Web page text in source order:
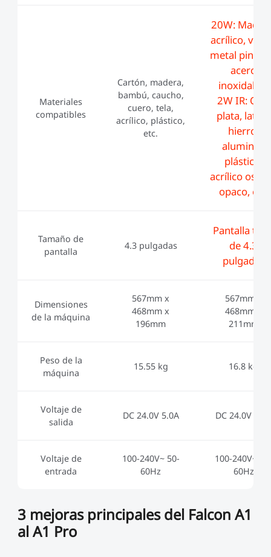
Materiales
compatibles
Cartón, madera,
bambú, caucho,
cuero, tela,
acrílico, plástico,
etc.
20W:
acrílico,
metal
acero
inoxidable;
2W IR: Oro,
plata, latón,
hierro,
aluminio,
plástico,
acrílico
opaco, etc.
Tamaño de
pantalla
4.3 pulgadas
Pantalla
de 4.3
pulgadas
Dimensiones
de la máquina
567mm x
468mm x
196mm
567mm x
468mm x
211mm
Peso de la
máquina
15.55 kg 16.8 kg
Voltaje de
salida
DC 24.0V 5.0A DC 24.0V
Voltaje de
entrada
100-240V~ 50-
60Hz
100-240V~
60Hz
3 mejoras principales del Falcon A1
al A1 Pro